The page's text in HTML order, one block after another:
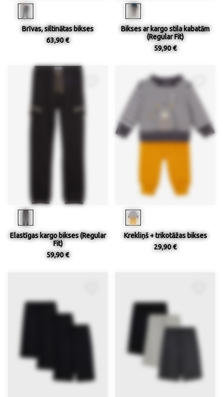
Brīvas, siltinātas bikses
63,90 €
Bikses ar kargo stila kabatām
(Regular Fit)
59,90 €
Elastīgas kargo bikses (Regular
Fit)
59,90 €
Krekliņš + trikotāžas bikses
29,90 €